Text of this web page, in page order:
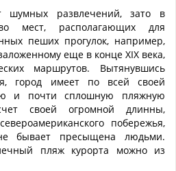
шумных развлечений, зато в
мест, располагающих для
пеших прогулок, например,
еще в конце XIX века,
маршрутов. Вытянувшись
город имеет по всей своей
и почти сплошную пляжную
своей огромной длинны,
побережья,
бывает пресыщена людьми.
пляж курорта можно из